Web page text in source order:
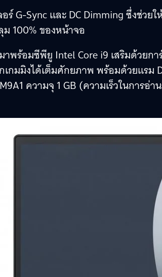
ร์ G-Sync และ DC Dimming ซึ่งช่ว
100% ของหน้าจอ
าพร้อมซีพียู Intel Core i9 เสริมด้วยก
กมมิงได้เต็มศักยภาพ พร้อมด้วยแรม
ความจุ 1 GB (ความเร็วในการ